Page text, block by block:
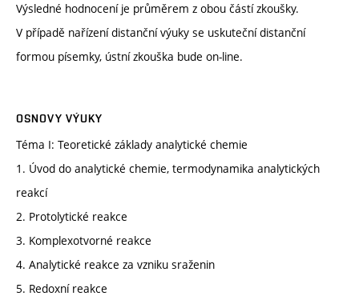
Výsledné hodnocení je průměrem z obou částí zkoušky.
V případě nařízení distanční výuky se uskuteční distanční
formou písemky, ústní zkouška bude on-line.
OSNOVY VÝUKY
Téma I: Teoretické základy analytické chemie
1. Úvod do analytické chemie, termodynamika analytických
reakcí
2. Protolytické reakce
3. Komplexotvorné reakce
4. Analytické reakce za vzniku sraženin
5. Redoxní reakce